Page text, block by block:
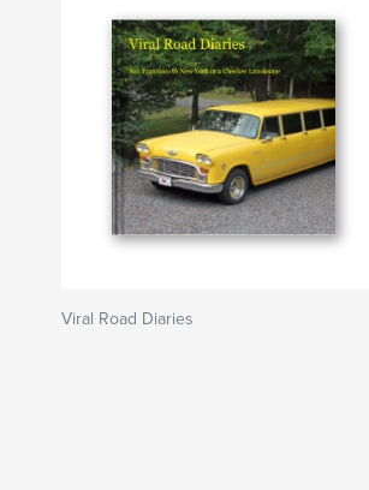
Viral Road Diaries